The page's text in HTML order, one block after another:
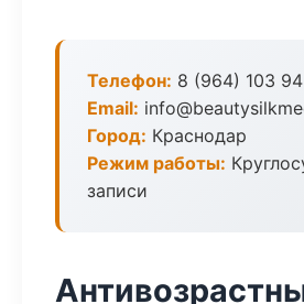
Телефон: 8 (964) 103
Email:
Город: Краснодар
Режим работы:
записи